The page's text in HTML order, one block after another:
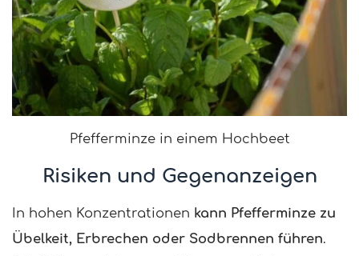
Pfefferminze in einem Hochbeet
Risiken und Gegenanzeigen
In hohen Konzentrationen kann Pfefferminze zu
Übelkeit, Erbrechen oder Sodbrennen führen.